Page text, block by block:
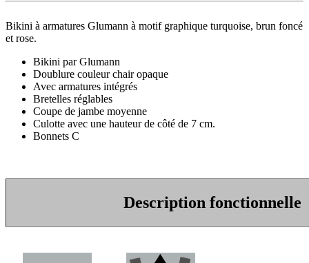
Bikini à armatures Glumann à motif graphique turquoise, brun foncé
et rose.
Bikini par Glumann
Doublure couleur chair opaque
Avec armatures intégrés
Bretelles réglables
Coupe de jambe moyenne
Culotte avec une hauteur de côté de 7 cm.
Bonnets C
Description fonctionnelle